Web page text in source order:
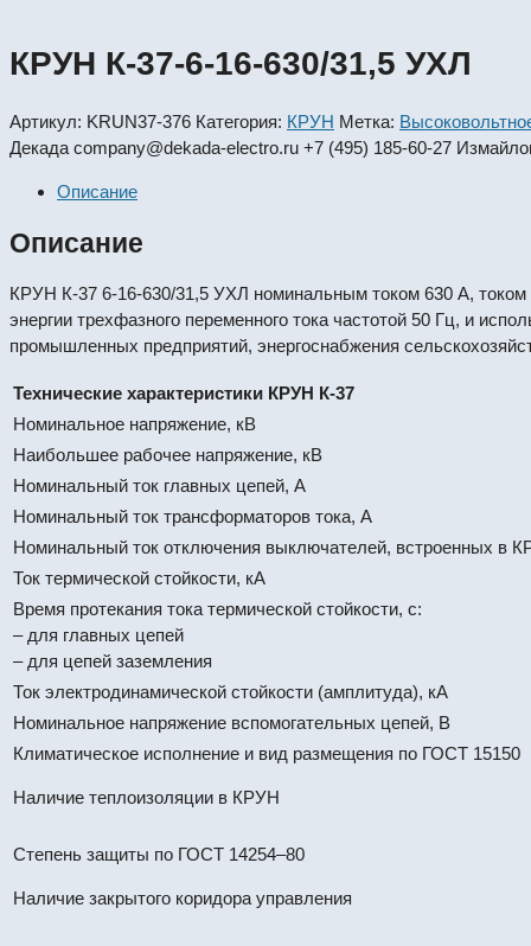
КРУН К-37-6-16-630/31,5 УХЛ
Артикул: KRUN37-376 Категория: КРУН Метка:
Декада company@dekada-electro.ru +7 (495) 185-60-27
Описание
Описание
КРУН К-37 6-16-630/31,5 УХЛ номинальным током 630 А, током
энергии трехфазного переменного тока частотой 50 Гц, и
промышленных предприятий, энергоснабжения
Технические характеристики КРУН К-37
Номинальное напряжение, кВ
Наибольшее рабочее напряжение, кВ
Номинальный ток главных цепей, А
Номинальный ток трансформаторов тока, А
Номинальный ток отключения выключателей, встроенных в
Ток термической стойкости, кА
Время протекания тока термической стойкости, с:
– для главных цепей
– для цепей заземления
Ток электродинамической стойкости (амплитуда), кА
Номинальное напряжение вспомогательных цепей, В
Климатическое исполнение и вид размещения по ГОСТ 15150
Наличие теплоизоляции в КРУН
Степень защиты по ГОСТ 14254–80
Наличие закрытого коридора управления